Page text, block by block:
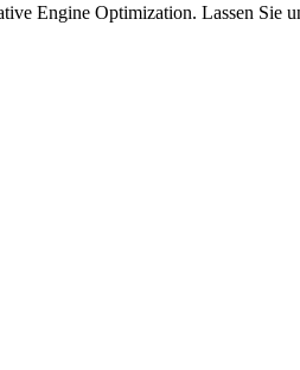
Engine Optimization. Lassen